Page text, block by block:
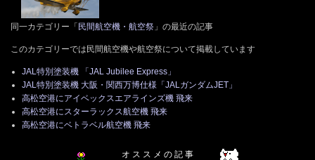
同一カテゴリー「民間航空機・航空祭 」の最近の記事
このカテゴリーでは民間航空機や航空祭について掲載しています
JAL特別塗装機 「JAL Jubilee Express」
JAL特別塗装機 大阪・関西万博仕様「JALガンダムJET」
高松空港にアイベックスエアラインズ機 飛来
高松空港にスターラックス航空機 飛来
高松空港にベトラベル航空機 飛来
オ ス ス メ の 記 事